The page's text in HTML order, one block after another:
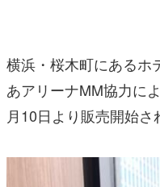
その他
電ファミニコゲーマーとは
横浜・桜木町にあるホ
あアリーナMM協力に
月10日より販売開始さ